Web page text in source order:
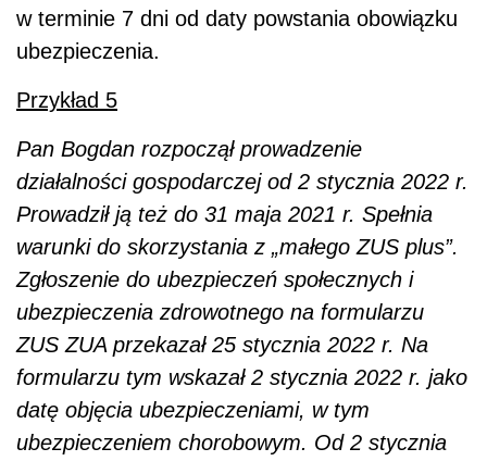
w terminie 7 dni od daty powstania obowiązku
ubezpieczenia.
Przykład 5
Pan Bogdan rozpoczął prowadzenie
działalności gospodarczej od 2 stycznia 2022 r.
Prowadził ją też do 31 maja 2021 r. Spełnia
warunki do skorzystania z „małego ZUS plus”.
Zgłoszenie do ubezpieczeń społecznych i
ubezpieczenia zdrowotnego na formularzu
ZUS ZUA przekazał 25 stycznia 2022 r. Na
formularzu tym wskazał 2 stycznia 2022 r. jako
datę objęcia ubezpieczeniami, w tym
ubezpieczeniem chorobowym. Od 2 stycznia